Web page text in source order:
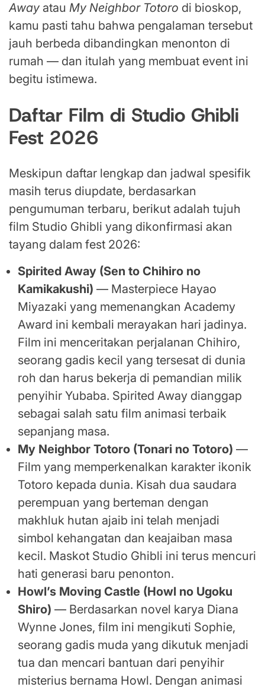
Away atau My Neighbor Totoro di bioskop,
kamu pasti tahu bahwa pengalaman tersebut
jauh berbeda dibandingkan menonton di
rumah — dan itulah yang membuat event ini
begitu istimewa.
Daftar Film di Studio Ghibli
Fest 2026
Meskipun daftar lengkap dan jadwal spesifik
masih terus diupdate, berdasarkan
pengumuman terbaru, berikut adalah tujuh
film Studio Ghibli yang dikonfirmasi akan
tayang dalam fest 2026:
Spirited Away (Sen to Chihiro no
Kamikakushi) — Masterpiece Hayao
Miyazaki yang memenangkan Academy
Award ini kembali merayakan hari jadinya.
Film ini menceritakan perjalanan Chihiro,
seorang gadis kecil yang tersesat di dunia
roh dan harus bekerja di pemandian milik
penyihir Yubaba. Spirited Away dianggap
sebagai salah satu film animasi terbaik
sepanjang masa.
My Neighbor Totoro (Tonari no Totoro) —
Film yang memperkenalkan karakter ikonik
Totoro kepada dunia. Kisah dua saudara
perempuan yang berteman dengan
makhluk hutan ajaib ini telah menjadi
simbol kehangatan dan keajaiban masa
kecil. Maskot Studio Ghibli ini terus mencuri
hati generasi baru penonton.
Howl’s Moving Castle (Howl no Ugoku
Shiro) — Berdasarkan novel karya Diana
Wynne Jones, film ini mengikuti Sophie,
seorang gadis muda yang dikutuk menjadi
tua dan mencari bantuan dari penyihir
misterius bernama Howl. Dengan animasi